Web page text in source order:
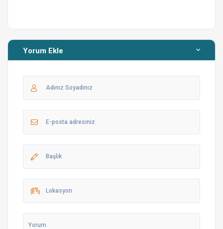
Fethiye’deki Koylar ve Plajlar
Fethiye’de gezilecek yerler
Restoran ve eğlence yerleri
Dikkat Etmeniz Gerekenler
Daha detaylı bilgi içinlinke tıklayarakvilla kullanım
kılavuzunu inceleyebilirsiniz.
Yorum Ekle